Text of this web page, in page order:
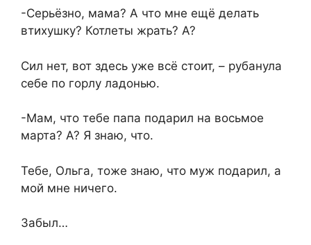
-Серьёзно, мама? А что мне ещё делать
втихушку? Котлеты жрать? А?
Сил нет, вот здесь уже всё стоит, – рубанула
себе по горлу ладонью.
-Мам, что тебе папа подарил на восьмое
марта? А? Я знаю, что.
Тебе, Ольга, тоже знаю, что муж подарил, а
мой мне ничего.
Забыл…